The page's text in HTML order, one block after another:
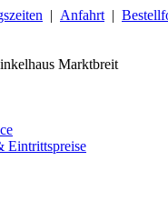
| Anfahrt |
Marktbreit
Eintrittspreise